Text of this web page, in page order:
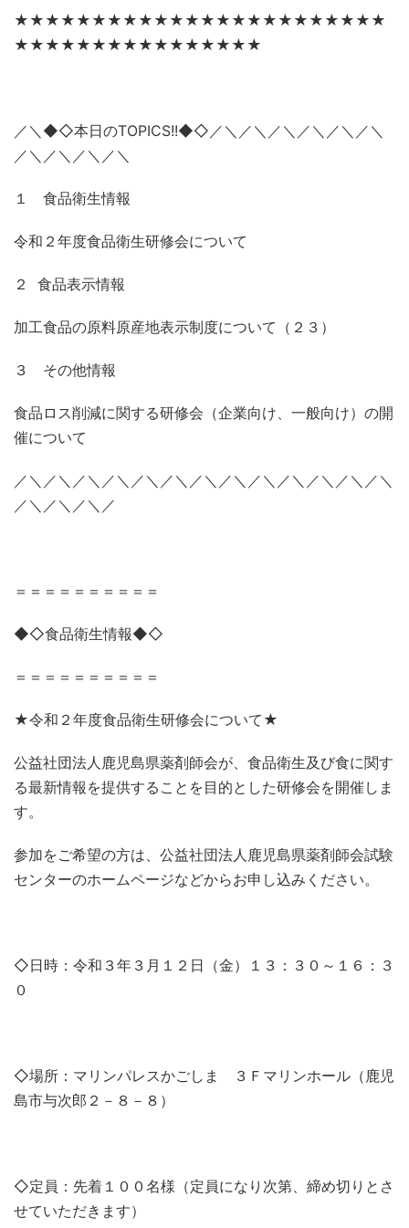
★★★★★★★★★★★★★★★★★★★★★★★★
★★★★★★★★★★★★★★★★
／＼◆◇本日のTOPICS!!◆◇／＼／＼／＼／＼／＼／＼
／＼／＼／＼／＼
１ 食品衛生情報
令和２年度食品衛生研修会について
２ 食品表示情報
加工食品の原料原産地表示制度について（２３）
３ その他情報
食品ロス削減に関する研修会（企業向け、一般向け）の開
催について
／＼／＼／＼／＼／＼／＼／＼／＼／＼／＼／＼／＼／＼
／＼／＼／＼／
＝＝＝＝＝＝＝＝＝＝
◆◇食品衛生情報◆◇
＝＝＝＝＝＝＝＝＝＝
★令和２年度食品衛生研修会について★
公益社団法人鹿児島県薬剤師会が、食品衛生及び食に関す
る最新情報を提供することを目的とした研修会を開催しま
す。
参加をご希望の方は、公益社団法人鹿児島県薬剤師会試験
センターのホームページなどからお申し込みください。
◇日時：令和３年３月１２日（金）１３：３０～１６：３
０
◇場所：マリンパレスかごしま ３Ｆマリンホール（鹿児
島市与次郎２－８－８）
◇定員：先着１００名様（定員になり次第、締め切りとさ
せていただきます）